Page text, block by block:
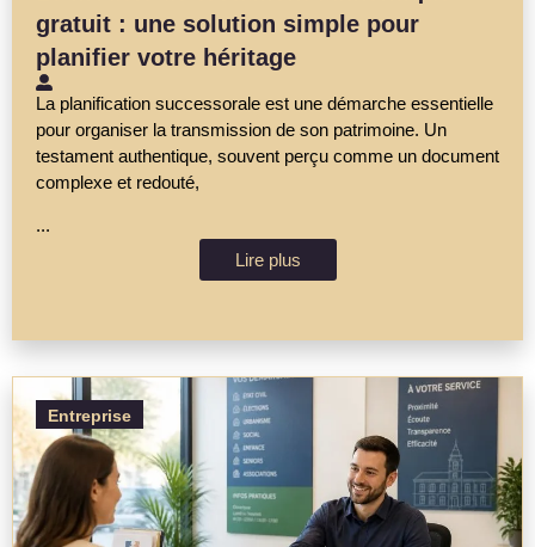
gratuit : une solution simple pour
planifier votre héritage
La planification successorale est une démarche essentielle
pour organiser la transmission de son patrimoine. Un
testament authentique, souvent perçu comme un document
complexe et redouté,
...
Lire plus
Entreprise